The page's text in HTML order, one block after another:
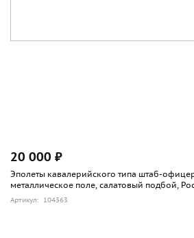
20 000 ₽
Эполеты кавалерийского типа штаб-
металлическое поле, салатовый подбой,
Артикул: 104363